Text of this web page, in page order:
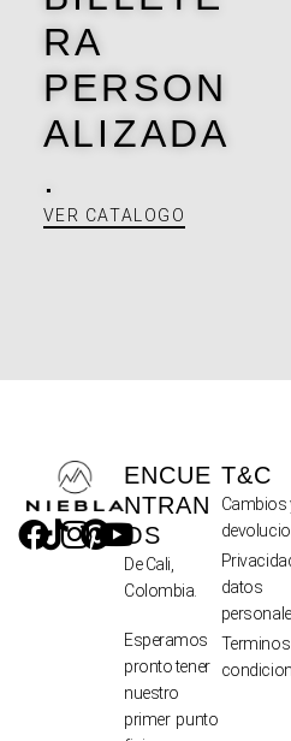
RA
PERSON
ALIZADA
.
VER CATALOGO
ENCUE
NTRAN
OS
De Cali,
Colombia.
Esperamos
pronto tener
nuestro
primer punto
T&C
Cambios
datos